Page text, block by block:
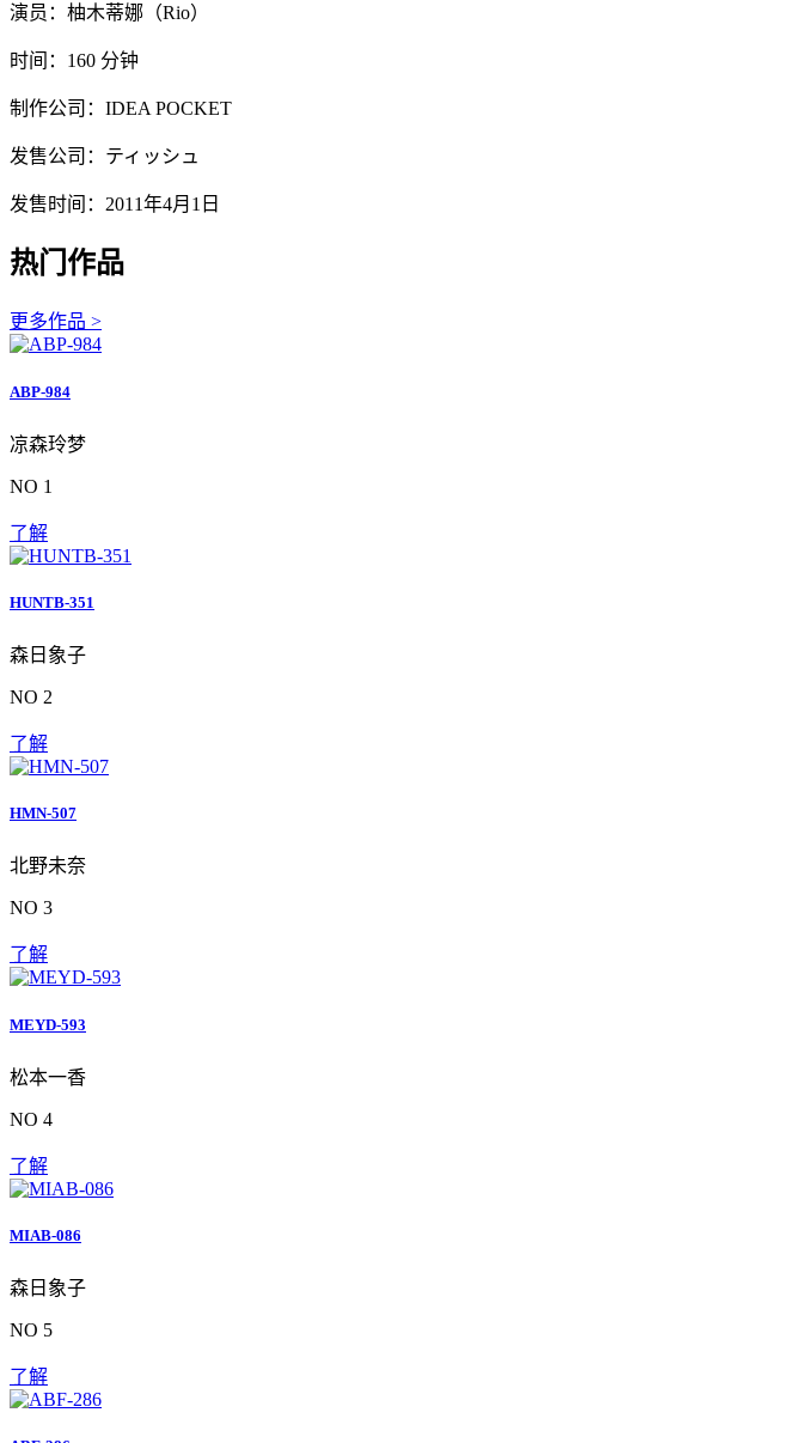
演员：柚木蒂娜（Rio）
时间：160 分钟
制作公司：IDEA POCKET
发售公司：ティッシュ
发售时间：2011年4月1日
热门作品
更多作品 >
ABP-984
凉森玲梦
NO 1
了解
HUNTB-351
森日象子
NO 2
了解
HMN-507
北野未奈
NO 3
了解
MEYD-593
松本一香
NO 4
了解
MIAB-086
森日象子
NO 5
了解